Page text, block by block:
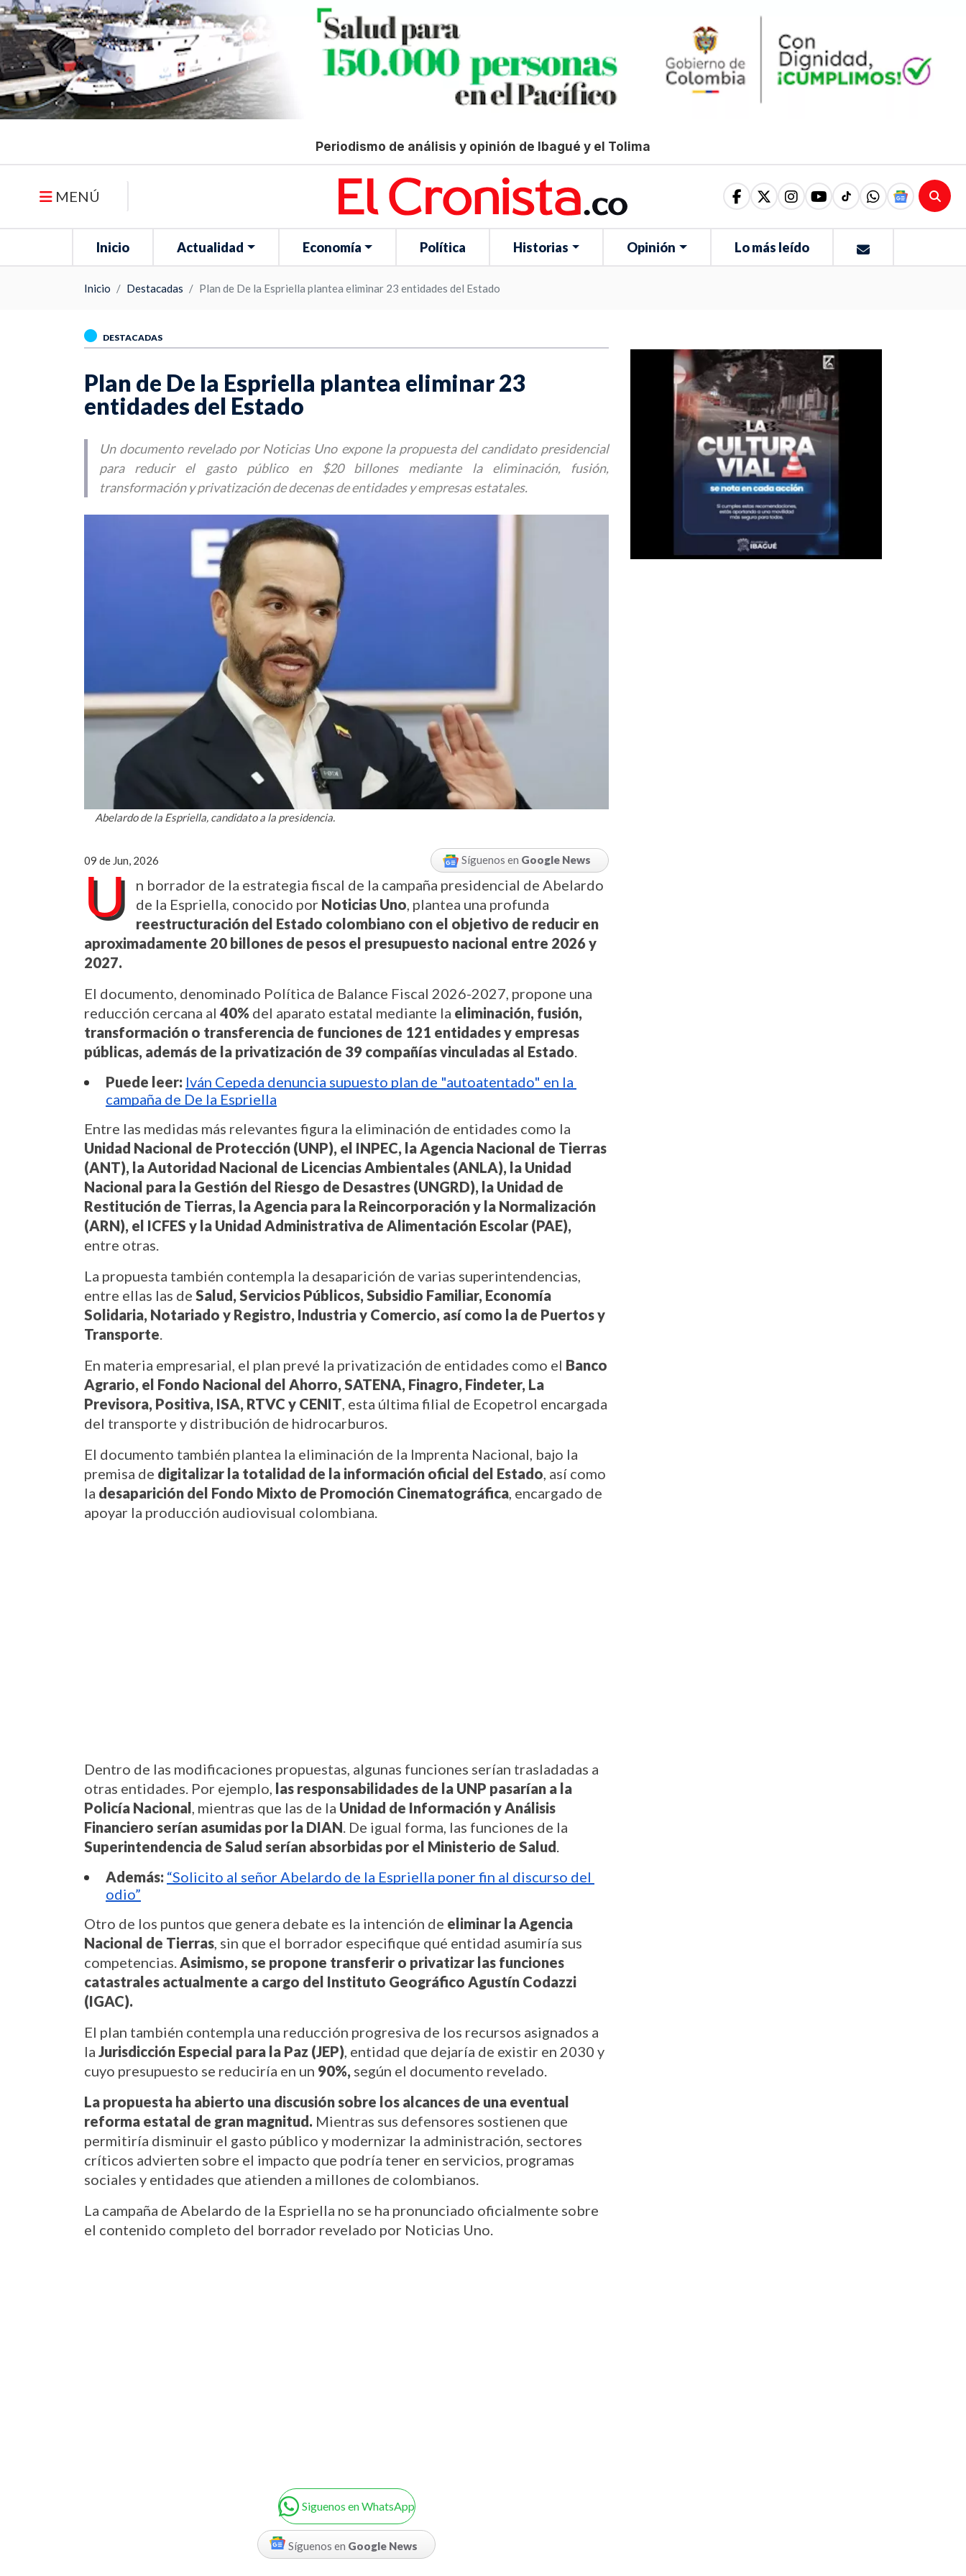
Periodismo de análisis y opinión de Ibagué y el Tolima
MENÚ
Inicio Actualidad Economía Política Historias Opinión Lo más leído
Inicio Destacadas Plan de De la Espriella plantea eliminar 23 entidades del Estado
DESTACADAS
Plan de De la Espriella plantea eliminar 23
entidades del Estado
Un documento revelado por Noticias Uno expone la propuesta del candidato presidencial
para reducir el gasto público en $20 billones mediante la eliminación, fusión,
transformación y privatización de decenas de entidades y empresas estatales.
Abelardo de la Espriella, candidato a la presidencia.
09 de Jun, 2026 Síguenos en Google News
U
n borrador de la estrategia fiscal de la campaña presidencial de Abelardo
de la Espriella, conocido por Noticias Uno
reestructuración del Estado colombiano con el objetivo de reducir en
aproximadamente 20 billones de pesos el presupuesto nacional entre 2026 y
2027.
El documento, denominado Política de Balance Fiscal 2026-2027, propone una
reducción cercana al 40% del aparato estatal mediante la eliminación, fusión,
transformación o transferencia de funciones de 121 entidades y empresas
públicas, además de la privatización de 39 compañías vinculadas al Estado
Puede leer: Iván Cepeda denuncia supuesto plan de "autoatentado" en la
campaña de De la Espriella
Unidad Nacional de Protección (UNP), el INPEC, la Agencia Nacional de Tierras
(ANT), la Autoridad Nacional de Licencias Ambientales (ANLA), la Unidad
Nacional para la Gestión del Riesgo de Desastres (UNGRD), la Unidad de
Restitución de Tierras, la Agencia para la Reincorporación y la Normalización
(ARN), el ICFES y la Unidad Administrativa de Alimentación Escolar (PAE),
entre otras.
La propuesta también contempla la desaparición de varias superintendencias,
entre ellas las de Salud, Servicios Públicos, Subsidio Familiar, Economía
Solidaria, Notariado y Registro, Industria y Comercio, así como la de Puertos y
Transporte
En materia empresarial, el plan prevé la privatización de entidades como el Banco
Agrario, el Fondo Nacional del Ahorro, SATENA, Finagro, Findeter, La
Previsora, Positiva, ISA, RTVC y CENIT , esta última filial de Ecopetrol encargada
del transporte y distribución de hidrocarburos.
El documento también plantea la eliminación de la Imprenta Nacional, bajo la
premisa de digitalizar la totalidad de la información oficial del Estado , así como
la desaparición del Fondo Mixto de Promoción Cinematográfica , encargado de
apoyar la producción audiovisual colombiana.
Dentro de las modificaciones propuestas, algunas funciones serían trasladadas a
otras entidades. Por ejemplo, las responsabilidades de la UNP pasarían a la
Policía Nacional , mientras que las de la Unidad de Información y Análisis
Financiero serían asumidas por la DIAN
Superintendencia de Salud serían absorbidas por el Ministerio de Salud
Además: “Solicito al señor Abelardo de la Espriella poner fin al discurso del
odio”
Otro de los puntos que genera debate es la intención de eliminar la Agencia
Nacional de Tierras , sin que el borrador especifique qué entidad asumiría sus
competencias. Asimismo, se propone transferir o privatizar las funciones
catastrales actualmente a cargo del Instituto Geográfico Agustín Codazzi
(IGAC).
El plan también contempla una reducción progresiva de los recursos asignados a
la Jurisdicción Especial para la Paz (JEP) , entidad que dejaría de existir en 2030 y
cuyo presupuesto se reduciría en un 90%, según el documento revelado.
La propuesta ha abierto una discusión sobre los alcances de una eventual
reforma estatal de gran magnitud. Mientras sus defensores sostienen que
permitiría disminuir el gasto público y modernizar la administración, sectores
críticos advierten sobre el impacto que podría tener en servicios, programas
sociales y entidades que atienden a millones de colombianos.
La campaña de Abelardo de la Espriella no se ha pronunciado oficialmente sobre
el contenido completo del borrador revelado por Noticias Uno.
Siguenos en WhatsApp
Síguenos en Google News